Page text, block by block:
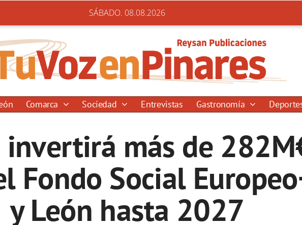
SÁBADO. 08.08.2026
Comarca Sociedad Entrevistas Gastronomía
invertirá más de
Fondo Social
y León hasta 2027